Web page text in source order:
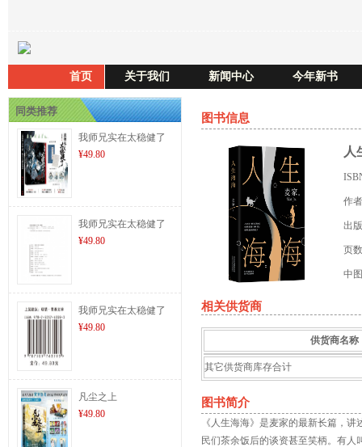
首页 关于我们 新闻中心 今年新书
同类推荐
我师兄实在太稳健了
¥49.80
我师兄实在太稳健了
¥49.80
我师兄实在太稳健了
¥49.80
凡尘之上
¥49.80
图书信息
人
作
出
页
中
相关供货商
供货商名称
其它供货商库存合计
图书简介
《人生海海》是麦家的最新长篇，
民们茶余饭后的谈资甚至笑柄。有